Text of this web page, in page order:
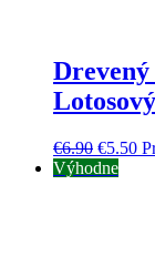
€6.90 €5.50
Výhodne